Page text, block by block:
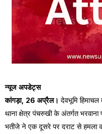
न्यूज अपडेट्स
कांगड़ा, 26 अप्रैल।देवभूमि
थाना क्षेत्र पंचरुखी के अंतर्गत
भतीजे ने एक दूसरे पर दराट से हमला